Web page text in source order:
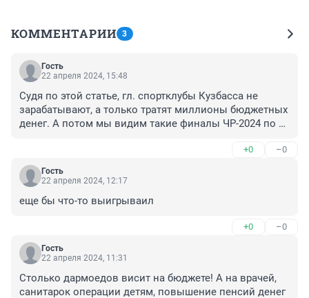
КОММЕНТАРИИ 3
Гость
22 апреля 2024, 15:48
Судя по этой статье, гл. спортклубы Кузбасса не
зарабатывают, а только тратят миллионы бюджетных
денег. А потом мы видим такие финалы ЧР-2024 по
первое "золото" "Кузбасса" перед российскими
болельщиками из других регионов. И очень сразу
понятно становится, на что тратил бюджетные деньги
ФХМР очень довольны.
А тут еще коррупционный скандал в январе грянул в
кузбасском ведомстве спортивном.
Министр спорта Кузбасса после приобретения
золотых медалей в ХСМ, публично взялся
критиковать коллег из других регионов
+0 –0
Гость
22 апреля 2024, 12:17
еще бы что-то выигрываил
+0 –0
Гость
22 апреля 2024, 11:31
Столько дармоедов висит на бюджете! А на врачей,
санитарок операции детям, повышение пенсий денег